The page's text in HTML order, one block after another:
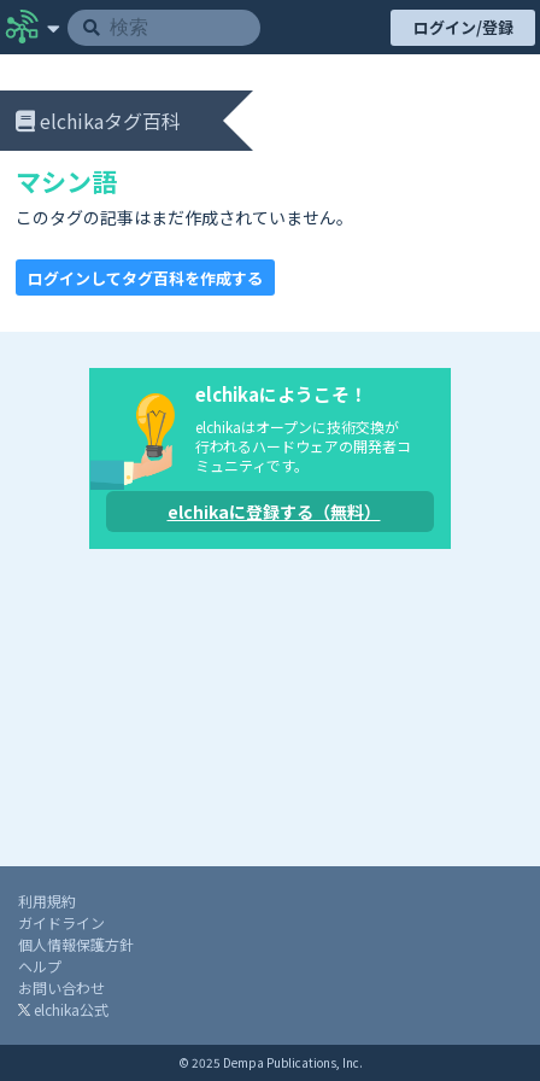
ログイン/登録
elchikaタグ百科
マシン語
このタグの記事はまだ作成されていません。
ログインしてタグ百科を作成する
elchikaにようこそ！
elchikaはオープンに技術交換が
行われるハードウェアの開発者コ
ミュニティです。
elchikaに登録する（無料）
利用規約
ガイドライン
個人情報保護方針
ヘルプ
お問い合わせ
elchika公式
© 2025 Dempa Publications, Inc.